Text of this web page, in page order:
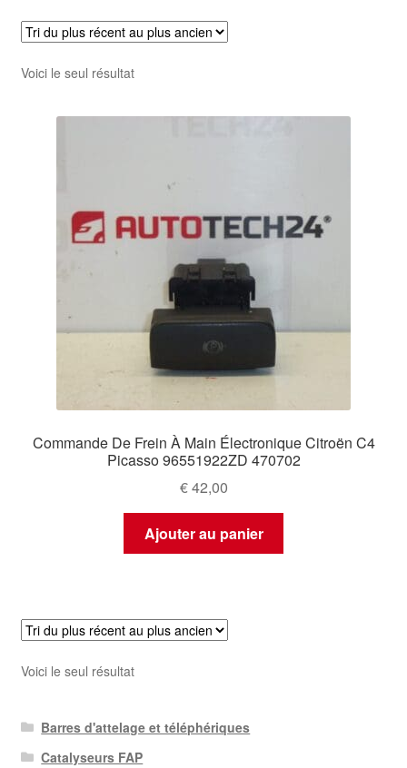
Voici le seul résultat
Commande De Frein À Main Électronique Citroën C4
Picasso 96551922ZD 470702
€42,00
Ajouter au panier
Voici le seul résultat
Barres d'attelage et téléphériques
Catalyseurs FAP